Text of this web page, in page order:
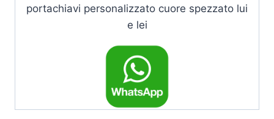
portachiavi personalizzato cuore spezzato lui
e lei